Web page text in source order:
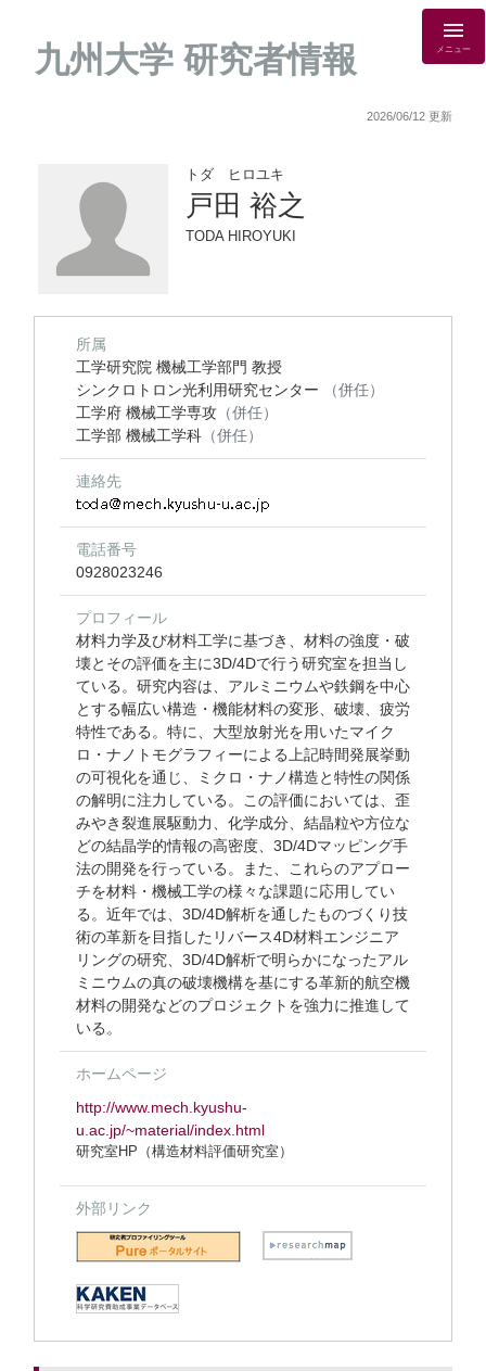
九州大学 研究者情報 メニュー
2026/06/12 更新
トダ ヒロユキ
戸田 裕之
TODA HIROYUKI
所属
工学研究院 機械工学部門 教授
シンクロトロン光利用研究センター
（併任）
工学府 機械工学専攻 （併任）
工学部 機械工学科 （併任）
連絡先
電話番号
0928023246
プロフィール
材料力学及び材料工学に基づき、材料の強度・破
壊とその評価を主に3D/4Dで行う研究室を担当し
ている。研究内容は、アルミニウムや鉄鋼を中心
とする幅広い構造・機能材料の変形、破壊、疲労
特性である。特に、大型放射光を用いたマイク
ロ・ナノトモグラフィーによる上記時間発展挙動
の可視化を通じ、ミクロ・ナノ構造と特性の関係
の解明に注力している。この評価においては、歪
みやき裂進展駆動力、化学成分、結晶粒や方位な
どの結晶学的情報の高密度、3D/4Dマッピング手
法の開発を行っている。また、これらのアプロー
チを材料・機械工学の様々な課題に応用してい
る。近年では、3D/4D解析を通したものづくり技
術の革新を目指したリバース4D材料エンジニア
リングの研究、3D/4D解析で明らかになったアル
ミニウムの真の破壊機構を基にする革新的航空機
材料の開発などのプロジェクトを強力に推進して
いる。
ホームページ
http://www.mech.kyushu-
u.ac.jp/~material/index.html
研究室HP（構造材料評価研究室）
外部リンク